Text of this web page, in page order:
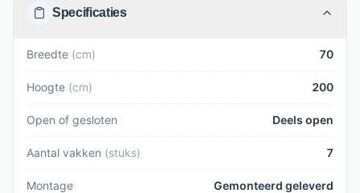
Specificaties
Breedte (cm) 70
Hoogte (cm) 200
Open of gesloten Deels open
Aantal vakken (stuks) 7
Montage Gemonteerd geleverd